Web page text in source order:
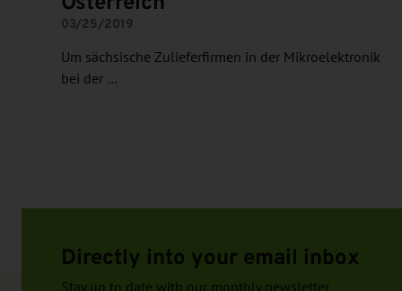
03/25/2019
Um sächsische Zulieferfirmen in der Mikroelektronik
bei der …
Directly into your email inbox
Stay up to date with our monthly newsletter